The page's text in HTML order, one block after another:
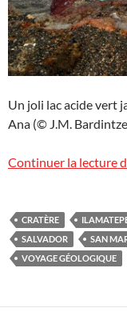
Un joli lac acide vert
Ana (© J.M.
Continuer la lecture
CRATÈRE
SALVADOR
SAN
VOYAGE GÉOLOGIQUE